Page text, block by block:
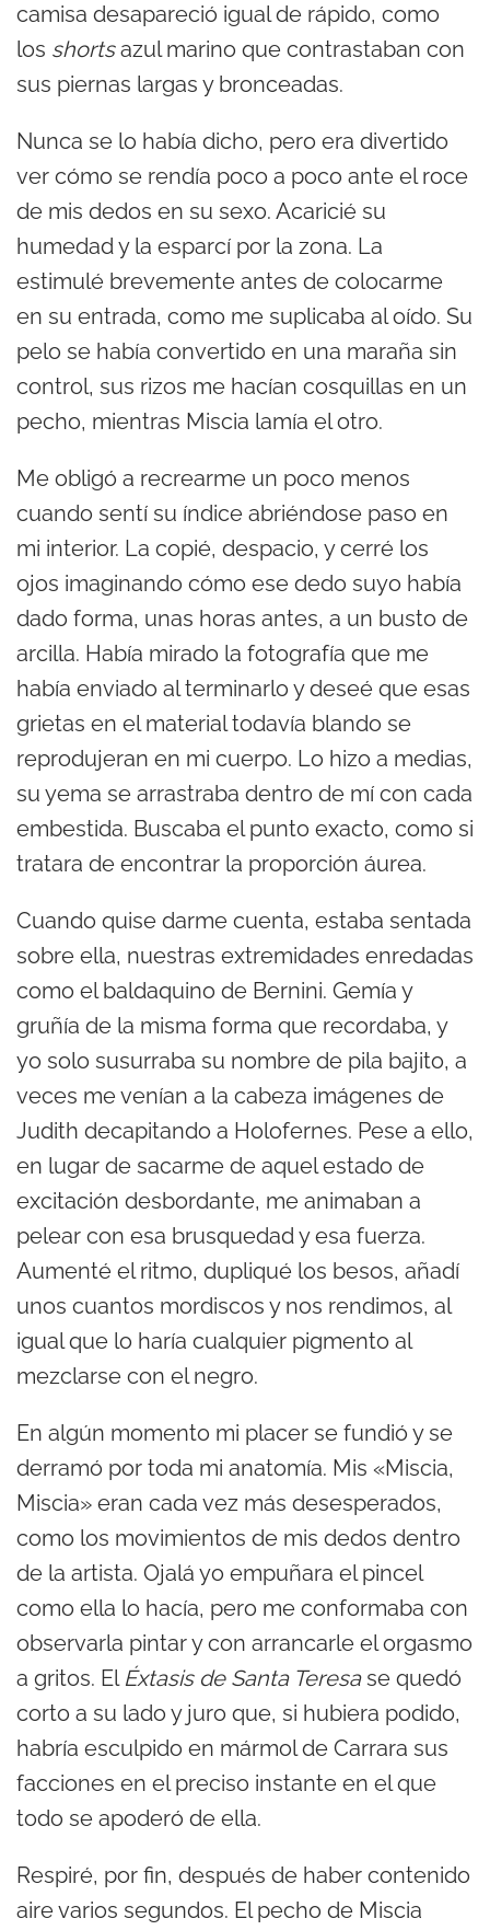
camisa desapareció igual de rápido, como
los shortsazul marino que contrastaban con
sus piernas largas y bronceadas.
Nunca se lo había dicho, pero era divertido
ver cómo se rendía poco a poco ante el roce
de mis dedos en su sexo. Acaricié su
humedad y la esparcí por la zona. La
estimulé brevemente antes de colocarme
en su entrada, como me suplicaba al oído. Su
pelo se había convertido en una maraña sin
control, sus rizos me hacían cosquillas en un
pecho, mientras Miscia lamía el otro.
Me obligó a recrearme un poco menos
cuando sentí su índice abriéndose paso en
mi interior. La copié, despacio, y cerré los
ojos imaginando cómo ese dedo suyo había
dado forma, unas horas antes, a un busto de
arcilla. Había mirado la fotografía que me
había enviado al terminarlo y deseé que esas
grietas en el material todavía blando se
reprodujeran en mi cuerpo. Lo hizo a medias,
su yema se arrastraba dentro de mí con cada
embestida. Buscaba el punto exacto, como si
tratara de encontrar la proporción áurea.
Cuando quise darme cuenta, estaba sentada
sobre ella, nuestras extremidades enredadas
como el baldaquino de Bernini. Gemía y
gruñía de la misma forma que recordaba, y
yo solo susurraba su nombre de pila bajito, a
veces me venían a la cabeza imágenes de
Judith decapitando a Holofernes. Pese a ello,
en lugar de sacarme de aquel estado de
excitación desbordante, me animaban a
pelear con esa brusquedad y esa fuerza.
Aumenté el ritmo, dupliqué los besos, añadí
unos cuantos mordiscos y nos rendimos, al
igual que lo haría cualquier pigmento al
mezclarse con el negro.
En algún momento mi placer se fundió y se
derramó por toda mi anatomía. Mis «Miscia,
Miscia» eran cada vez más desesperados,
como los movimientos de mis dedos dentro
de la artista. Ojalá yo empuñara el pincel
como ella lo hacía, pero me conformaba con
observarla pintar y con arrancarle el orgasmo
a gritos. El Éxtasis de Santa Teresase quedó
corto a su lado y juro que, si hubiera podido,
habría esculpido en mármol de Carrara sus
facciones en el preciso instante en el que
todo se apoderó de ella.
Respiré, por fin, después de haber contenido
aire varios segundos. El pecho de Miscia